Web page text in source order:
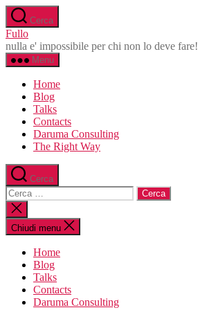
Salta
al
contenuto
Cerca
Fullo
nulla e' impossibile per chi non lo deve fare!
Menu
Home
Blog
Talks
Contacts
Daruma Consulting
The Right Way
Cerca
Cerca:
Chiudi
la
ricerca
Chiudi menu
Home
Blog
Talks
Contacts
Daruma Consulting